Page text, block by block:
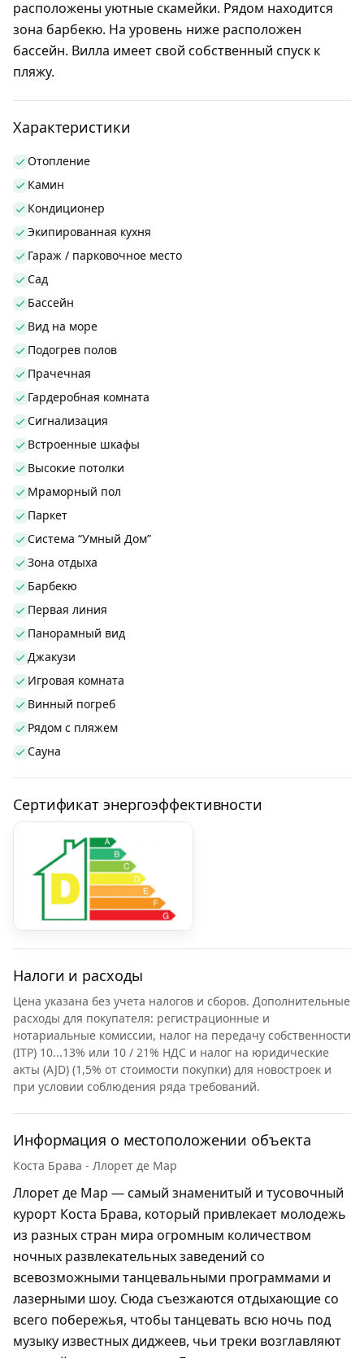
расположены уютные скамейки. Рядом находится
зона барбекю. На уровень ниже расположен
бассейн. Вилла имеет свой собственный спуск к
пляжу.
Характеристики
Отопление
Камин
Кондиционер
Экипированная кухня
Гараж / парковочное место
Сад
Бассейн
Вид на море
Подогрев полов
Прачечная
Гардеробная комната
Сигнализация
Встроенные шкафы
Высокие потолки
Мраморный пол
Паркет
Система “Умный Дом”
Зона отдыха
Барбекю
Первая линия
Панорамный вид
Джакузи
Игровая комната
Винный погреб
Рядом с пляжем
Сауна
Сертификат энергоэффективности
Налоги и расходы
Цена указана без учета налогов и сборов. Дополнительные
расходы для покупателя: регистрационные и
нотариальные комиссии, налог на передачу собственности
(ITP) 10...13% или 10 / 21% НДС и налог на юридические
акты (AJD) (1,5% от стоимости покупки) для новостроек и
при условии соблюдения ряда требований.
Информация о местоположении объекта
Коста Брава - Ллорет де Мар
Ллорет де Мар — самый знаменитый и тусовочный
курорт Коста Брава, который привлекает молодежь
из разных стран мира огромным количеством
ночных развлекательных заведений со
всевозможными танцевальными программами и
лазерными шоу. Сюда съезжаются отдыхающие со
всего побережья, чтобы танцевать всю ночь под
музыку известных диджеев, чьи треки возглавляют